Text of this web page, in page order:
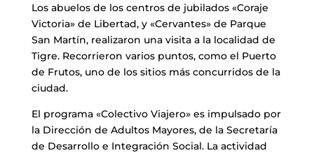
Los abuelos de los centros de jubilados «Coraje
Victoria» de Libertad, y «Cervantes» de Parque
San Martín, realizaron una visita a la localidad de
Tigre. Recorrieron varios puntos, como el Puerto
de Frutos, uno de los sitios más concurridos de la
ciudad.
El programa «Colectivo Viajero» es impulsado por
la Dirección de Adultos Mayores, de la Secretaría
de Desarrollo e Integración Social. La actividad